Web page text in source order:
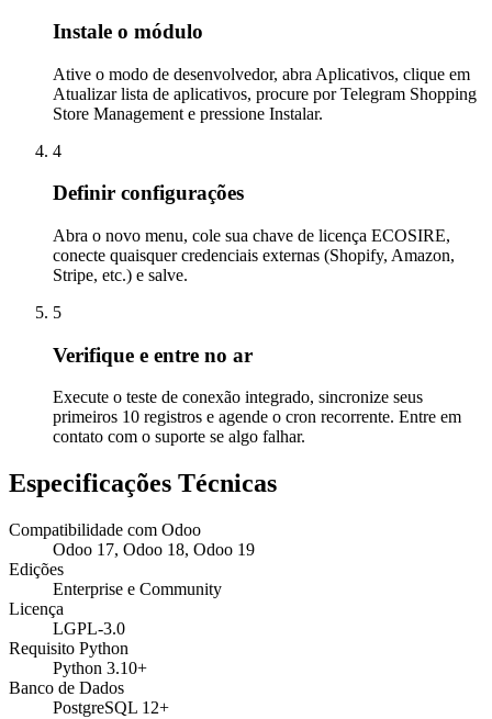
Instale o módulo
Ative o modo de desenvolvedor, abra Aplicativos, clique em
Atualizar lista de aplicativos, procure por Telegram Shopping
Store Management e pressione Instalar.
4
Definir configurações
Abra o novo menu, cole sua chave de licença ECOSIRE,
conecte quaisquer credenciais externas (Shopify, Amazon,
Stripe, etc.) e salve.
5
Verifique e entre no ar
Execute o teste de conexão integrado, sincronize seus
primeiros 10 registros e agende o cron recorrente. Entre em
contato com o suporte se algo falhar.
Especificações Técnicas
Compatibilidade com Odoo
Odoo 17, Odoo 18, Odoo 19
Edições
Enterprise e Community
Licença
LGPL-3.0
Requisito Python
Python 3.10+
Banco de Dados
PostgreSQL 12+